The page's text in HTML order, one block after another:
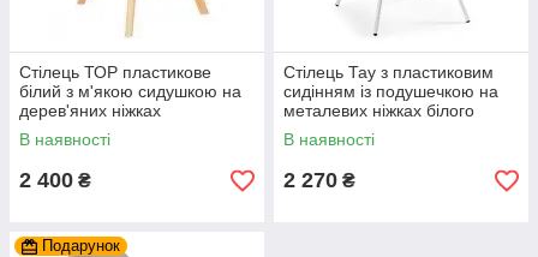
Стілець ТОР пластикове
білий з м'якою сидушкою на
дерев'яних ніжках
В наявності
2 400 ₴
Стілець Тау з пластиковим
сидінням із подушечкою на
металевих ніжках білого
кольору
В наявності
2 270 ₴
Подарунок